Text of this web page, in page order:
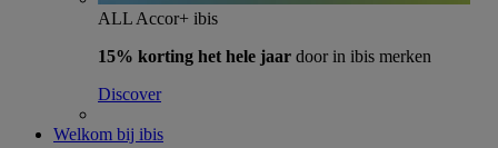
ALL Accor+ ibis
15% korting het hele jaar door in ibis merken
Discover
Welkom bij ibis